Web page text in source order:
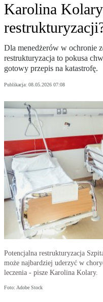
Karolina
Dla menedżerów w ochronie
restrukturyzacja to pokusa
gotowy przepis na katastrofę.
Publikacja: 08.05.2026 07:08
Potencjalna restrukturyzacja
może najbardziej uderzyć w
leczenia - pisze Karolina Kolary.
Foto: Adobe Stock